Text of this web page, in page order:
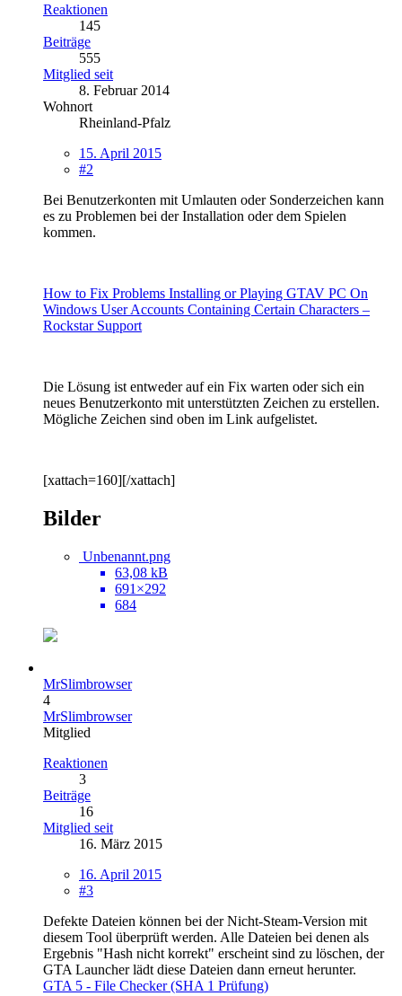
Reaktionen
145
Beiträge
555
Mitglied seit
8. Februar 2014
Wohnort
Rheinland-Pfalz
15. April 2015
#2
Bei Benutzerkonten mit Umlauten oder Sonderzeichen kann
es zu Problemen bei der Installation oder dem Spielen
kommen.
How to Fix Problems Installing or Playing GTAV PC On
Windows User Accounts Containing Certain Characters –
Rockstar Support
Die Lösung ist entweder auf ein Fix warten oder sich ein
neues Benutzerkonto mit unterstützten Zeichen zu erstellen.
Mögliche Zeichen sind oben im Link aufgelistet.
[xattach=160][/xattach]
Bilder
Unbenannt.png
63,08 kB
691×292
684
MrSlimbrowser
4
MrSlimbrowser
Mitglied
Reaktionen
3
Beiträge
16
Mitglied seit
16. März 2015
16. April 2015
#3
Defekte Dateien können bei der Nicht-Steam-Version mit
diesem Tool überprüft werden. Alle Dateien bei denen als
Ergebnis "Hash nicht korrekt" erscheint sind zu löschen, der
GTA Launcher lädt diese Dateien dann erneut herunter.
GTA 5 - File Checker (SHA 1 Prüfung)